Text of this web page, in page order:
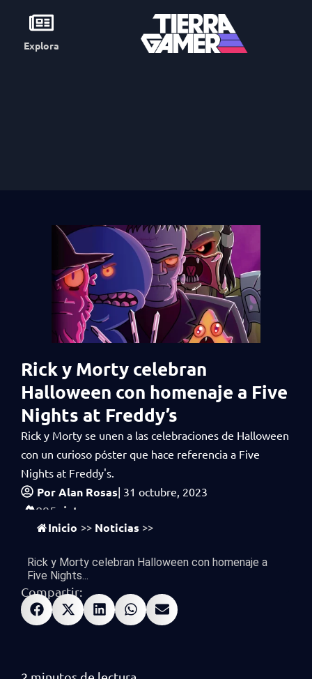
Explora
Rick y Morty celebran
Halloween con homenaje a Five
Nights at Freddy’s
Rick y Morty se unen a las celebraciones de Halloween
con un curioso póster que hace referencia a Five
Nights at Freddy's.
PorAlan Rosas| 31 octubre, 2023
895 vistas
Inicio >> Noticias >>
Rick y Morty celebran Halloween con homenaje a
Five Nights...
Compartir: